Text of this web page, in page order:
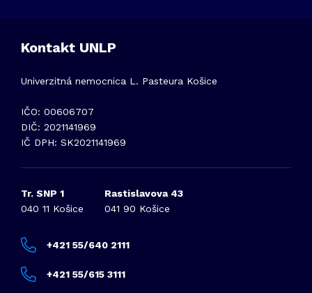
Kontakt UNLP
Univerzitná nemocnica L. Pasteura Košice
IČO: 00606707
DIČ: 2021141969
IČ DPH: SK2021141969
Tr. SNP 1
040 11 Košice
Rastislavova 43
041 90 Košice
+421 55/640 2111
+421 55/615 3111